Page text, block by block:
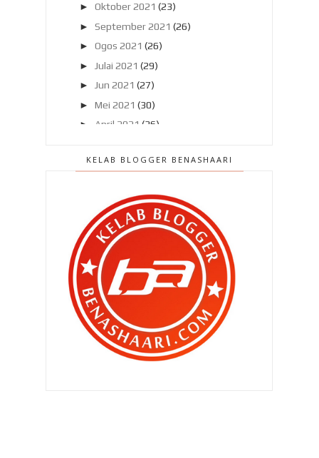
► Oktober 2021 (23)
► September 2021 (26)
► Ogos 2021 (26)
►
Julai 2021 (29)
►
Jun 2021 (27)
► Mei 2021 (30)
►
April 2021 (36)
▼ Februari 2021 (42)
Seremban semakin mena...
Mati selepas makan ubat kurus ?
Kesan jika ibu mengandung tidak
mengambil asid fol...
Senaman untuk hilangkan lemak di
pinggang atau Lov...
Kad kredit korang dalam bahaya ?
KELAB BLOGGER BENASHAARI